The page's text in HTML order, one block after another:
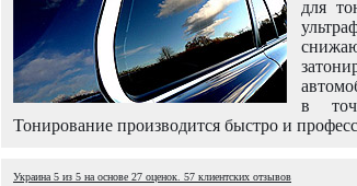
для
в
Тонирование производится быстро и
Украина 5 из 5 на основе 27 оценок. 57 клиентских отзывов